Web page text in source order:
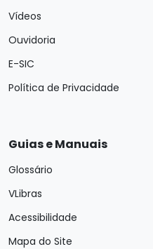
Vídeos
Ouvidoria
E-SIC
Política de Privacidade
Guias e Manuais
Glossário
VLibras
Acessibilidade
Mapa do Site